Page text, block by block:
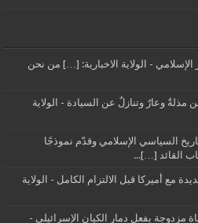
- الولاية الاخبارية: […] من نحن
وعارٌ وتنازلٌ عن السيادة - الولاية
السياسي الإسلامي وقدّم نموذجًا
القائد […]...
مع أميركا قبل الالتزام الكامل - الولاية
مزدوجة بفعل دمار الكيان الإسرائيلي -